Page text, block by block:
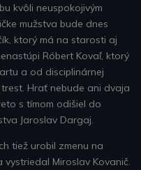
kvôli neuspokojivým
mužstva bude dnes
ktorý má na starosti aj
Róbert Kovaľ, ktorý
a od disciplinárnej
Hrať nebude ani dvaja
s tímom odišiel do
Jaroslav Dargaj.
tiež urobil zmenu na
Miroslav Kovanič.